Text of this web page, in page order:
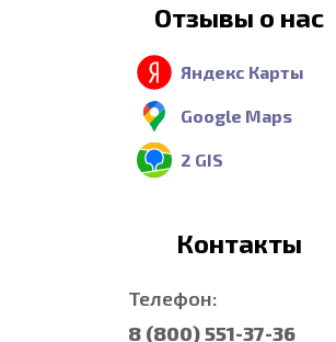
Отзывы о нас
Яндекс Карты
Google Maps
2 GIS
Контакты
Телефон:
8 (800) 551-37-36